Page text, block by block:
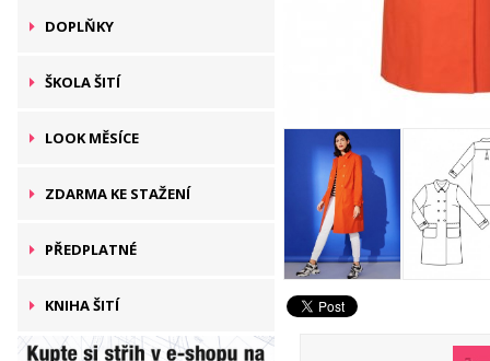
DOPLŇKY
ŠKOLA ŠITÍ
LOOK MĚSÍCE
ZDARMA KE STAŽENÍ
PŘEDPLATNÉ
KNIHA ŠITÍ